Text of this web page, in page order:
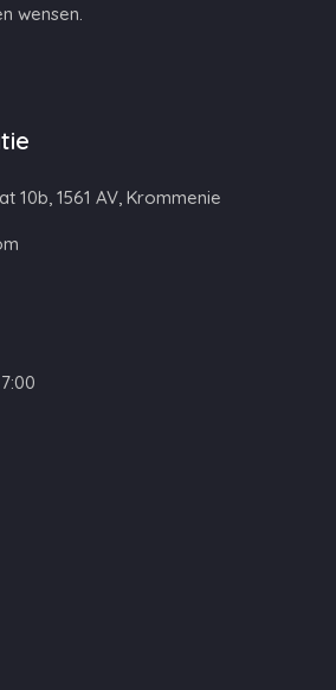
wensen.
10b, 1561 AV, Krommenie